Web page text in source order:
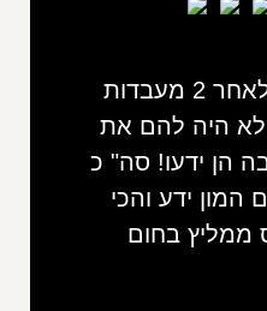
צוות טכנאים מעולה. לאחר 2 מעבדות
היה להם את
הן ידעו! סה" כ
המון ידע והכי
ממליץ בחום